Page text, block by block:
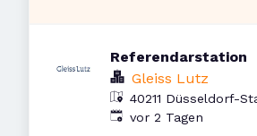
Referendarstation
Gleiss Lutz
40211 Düsseldorf-
Deutschland
Veröffentlicht:
vor 2 Tagen